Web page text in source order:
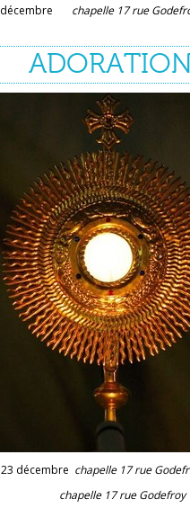
décembre chapelle 17 rue
décembre chapelle 17 rue
chapelle 17 rue Godefroy